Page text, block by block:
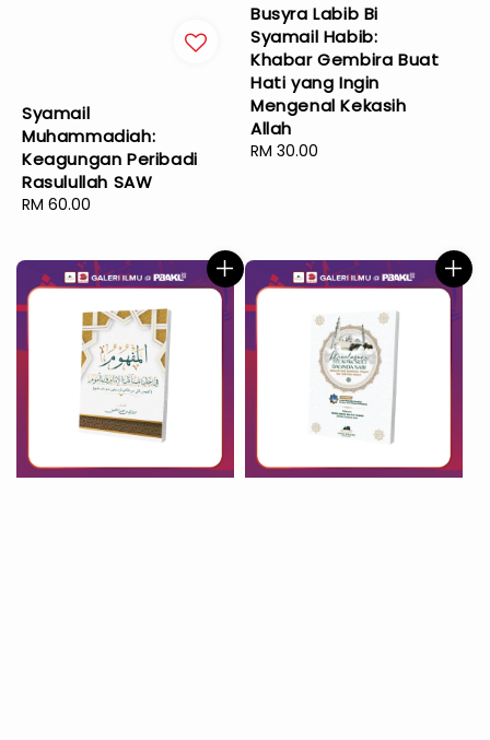
Syamail
Muhammadiah:
Keagungan Peribadi
Rasulullah SAW
Regular
RM 60.00
Busyra Labib Bi
Syamail Habib:
Khabar Gembira Buat
Hati yang Ingin
Mengenal Kekasih
Allah
Regular
RM 30.00